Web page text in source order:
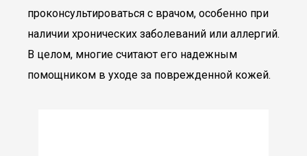
проконсультироваться с врачом, особенно при
наличии хронических заболеваний или аллергий.
В целом, многие считают его надежным
помощником в уходе за поврежденной кожей.